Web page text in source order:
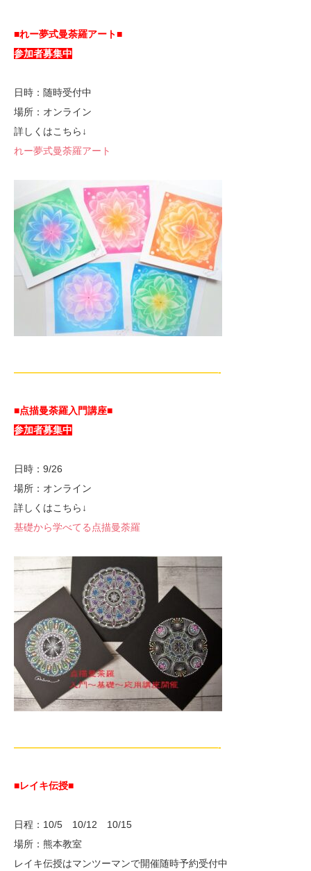
■れー夢式曼荼羅アート■
参加者募集中
日時：随時受付中
場所：オンライン
詳しくはこちら↓
れー夢式曼荼羅アート
—————————————————————-
■点描曼荼羅入門講座■
参加者募集中
日時：9/26
場所：オンライン
詳しくはこちら↓
基礎から学べてる点描曼荼羅
—————————————————————-
■レイキ伝授■
日程：10/5 10/12 10/15
場所：熊本教室
レイキ伝授はマンツーマンで開催随時予約受付中